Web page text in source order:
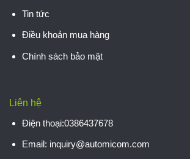
Tin tức
Điều khoản mua hàng
Chính sách bảo mật
Liên hệ
Điện thoại:0386437678
Email: inquiry@automicom.com